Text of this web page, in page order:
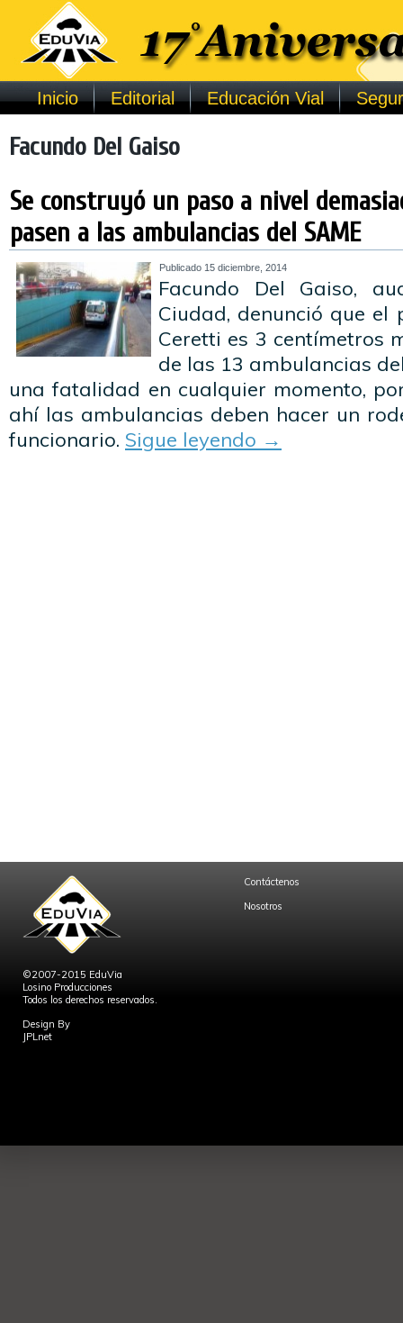
Inicio Editorial Educación Vial
Facundo Del Gaiso
Se construyó un paso a nivel
pasen a las ambulancias del SAME
Publicado 15 diciembre, 2014
Facundo Del Gaiso,
Ciudad, denunció que
Ceretti es 3 centímetros
de las 13 ambulancias
una fatalidad en cualquier momento,
ahí las ambulancias deben hacer un
funcionario. Sigue leyendo →
©2007-2015 EduVia
Losino Producciones
Todos los derechos reservados.
Design By
JPLnet
Contáctenos
Nosotros